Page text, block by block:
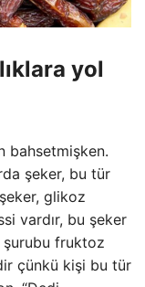
yol
bahsetmişken.
şeker, bu tür
glikoz
vardır, bu şeker
şurubu fruktoz
çünkü kişi bu tür